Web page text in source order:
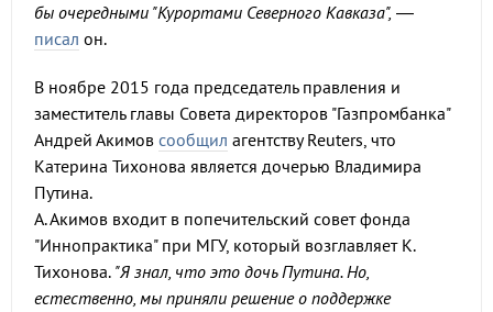
бы очередными "Курортами Северного Кавказа", —
писал он.
В ноябре 2015 года председатель правления и
заместитель главы Совета директоров "Газпромбанка"
Андрей Акимов сообщил агентству Reuters, что
Катерина Тихонова является дочерью Владимира
Путина.
А. Акимов входит в попечительский совет фонда
"Иннопрактика" при МГУ, который возглавляет К.
Тихонова. "Я знал, что это дочь Путина. Но,
естественно, мы приняли решение о поддержке